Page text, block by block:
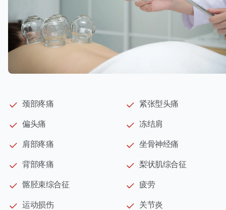
颈部疼痛
偏头痛
肩部疼痛
背部疼痛
髂胫束综合征
运动损伤
紧张型头痛
冻结肩
坐骨神经痛
梨状肌综合征
疲劳
关节炎